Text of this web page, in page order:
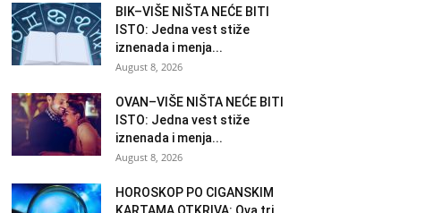
BIK–VIŠE NIŠTA NEĆE BITI
ISTO: Jedna vest stiže
iznenada i menja...
August 8, 2026
OVAN–VIŠE NIŠTA NEĆE BITI
ISTO: Jedna vest stiže
iznenada i menja...
August 8, 2026
HOROSKOP PO CIGANSKIM